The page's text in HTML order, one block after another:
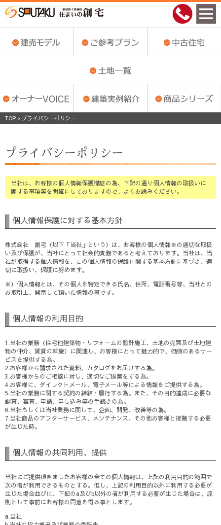
TOP > プライバシーポリシー
プライバシーポリシー
当社は、お客様の個人情報保護徹底の為、下記の通り個人情報の取扱いに
関する事項等を明確にしておりますので、よくお読みください。
個人情報保護に対する基本方針
株式会社 創宅（以下「当社」という）は、お客様の個人情報※の適切な取扱
い及び保護が、当社にとって社会的責務であると考えております。当社は、当
社が取得する個人情報を、この個人情報の保護に関する基本方針に基づき、適
切に取扱い、保護に努めます。
※）個人情報とは、その個人を特定できる氏名、住所、電話番号等、当社との
お取引上、開示して頂いた情報の事です。
個人情報の利用目的
1.当社の業務（住宅他建築物・リフォームの設計施工、土地の売買及び土地建
物の仲介、賃貸の斡旋）に関連し、お客様にとって魅力的で、価値のあるサー
ビスを提供する為。
2.お客様から請求された資料、カタログをお届けする為。
3.お客様からのご相談に対し、適切なご提案をする為。
4.お客様に、ダイレクトメール、電子メール等による情報をご提供する為。
5.当社の業務に関する契約の締結・履行する為。また、その目的達成に必要な
調査、審査、申請、申し込み等の手続きの為。
6.当社もしくは当社業務に関して、企画、開発、改善等の為。
7.当社商品のアフターサービス、メンテナンス、その他お客様と接触する必要
が生じた時。
個人情報の共同利用、提供
当社にご提供頂きましたお客様の全ての個人情報は、上記の利用目的の範囲で
次の者が利用できるものとする。但し、上記の利用目的以外に利用する必要が
生じた場合並びに、下記のa及びb以外の者が利用する必要が生じた場合は、原
則として事前にお客様の同意を得る事とします。
a.当社